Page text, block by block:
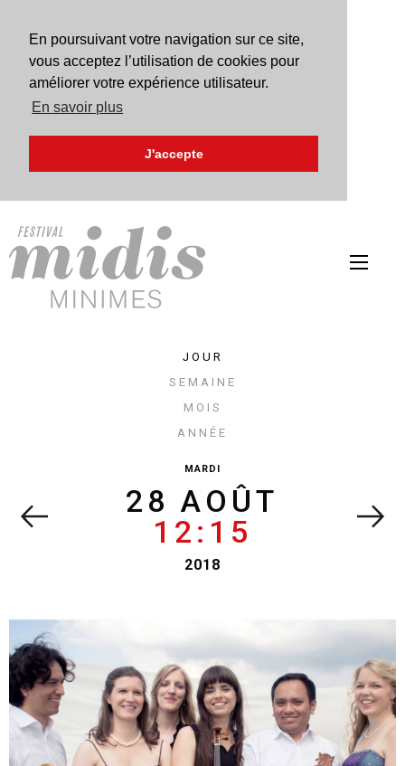
En poursuivant votre navigation sur ce site,
vous acceptez l’utilisation de cookies pour
améliorer votre expérience utilisateur.
En savoir plus
J'accepte
jour
semaine
mois
année
mardi
28 AOÛT
12:15
2018